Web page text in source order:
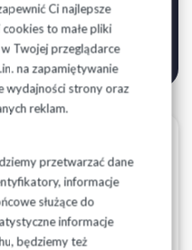
Ci najlepsze
to małe pliki
Twojej przeglądarce
na zapamiętywanie
wydajności strony oraz
reklam.
przetwarzać dane
informacje
służące do
informacje
będziemy też
w wodę i
na terenie Gminy